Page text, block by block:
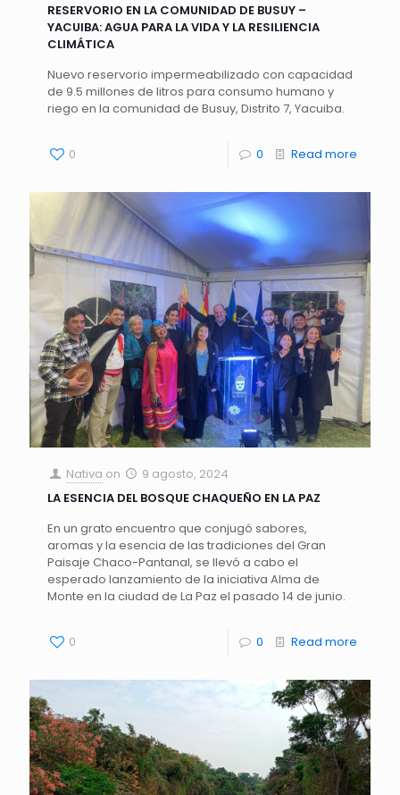
RESERVORIO EN LA COMUNIDAD DE BUSUY –
YACUIBA: AGUA PARA LA VIDA Y LA RESILIENCIA
CLIMÁTICA
Nuevo reservorio impermeabilizado con capacidad
de 9.5 millones de litros para consumo humano y
riego en la comunidad de Busuy, Distrito 7, Yacuiba.
0 0 Read more
Nativa on
9 agosto, 2024
LA ESENCIA DEL BOSQUE CHAQUEÑO EN LA PAZ
En un grato encuentro que conjugó sabores,
aromas y la esencia de las tradiciones del Gran
Paisaje Chaco-Pantanal, se llevó a cabo el
esperado lanzamiento de la iniciativa Alma de
Monte en la ciudad de La Paz el pasado 14 de junio.
0 0 Read more